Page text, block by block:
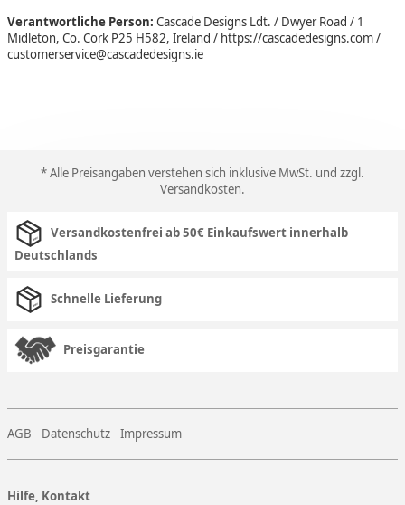
Verantwortliche Person: Cascade Designs Ldt. / Dwyer Road / 1
Midleton, Co. Cork P25 H582, Ireland / https://cascadedesigns.com /
customerservice@cascadedesigns.ie
* Alle Preisangaben verstehen sich inklusive MwSt. und zzgl.
Versandkosten.
Versandkostenfrei ab 50€ Einkaufswert innerhalb
Deutschlands
Schnelle Lieferung
Preisgarantie
AGB Datenschutz Impressum
Hilfe, Kontakt